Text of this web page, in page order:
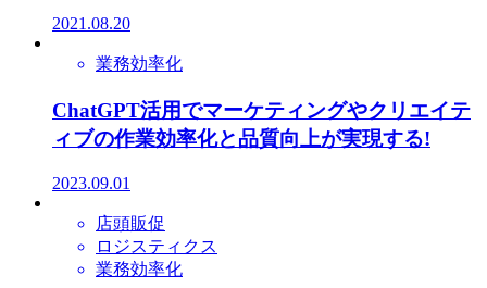
2021.08.20
業務効率化
ChatGPT活用でマーケティングやクリエイテ
ィブの作業効率化と品質向上が実現する!
2023.09.01
店頭販促
ロジスティクス
業務効率化